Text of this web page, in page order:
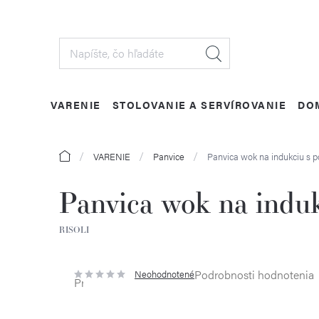
VARENIE STOLOVANIE A SERVÍROVANIE
DomovVARENIE Panvice Panvica wok na indukciu s
Panvica wok na
RISOLI
Priemerné
hodnotenie
NeohodnotenéPodrobnosti hodnotenia